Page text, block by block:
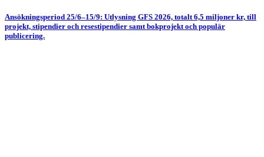
Ansökningsperiod 25/6–15/9: Utlysning GFS 2026, totalt 6,5 miljoner kr, till
projekt, stipendier och resestipendier samt bokprojekt och populär
publicering.